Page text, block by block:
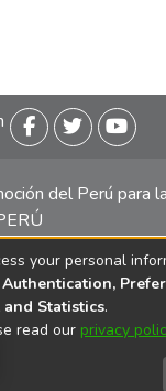
del Perú para
(511) 616 7300 /
Pisos 13 y
your personal
Authentication,
Statistics.
read our privacy